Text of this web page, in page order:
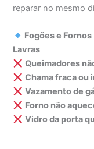
reparar no mesmo
Fogões e
Lavras
Queimadores
Chama fraca ou
Vazamento de
Forno não
Vidro da porta